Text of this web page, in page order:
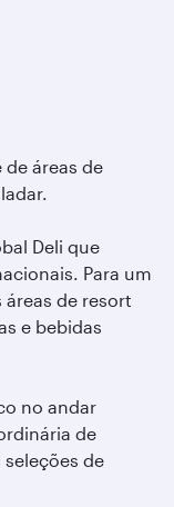
áreas de
Deli que
Para um
de resort
e bebidas
no andar
de
de